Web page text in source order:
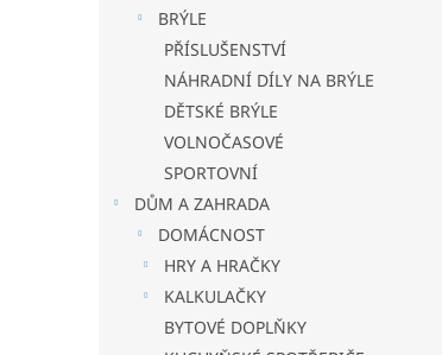
BRÝLE
PŘÍSLUŠENSTVÍ
NÁHRADNÍ DÍLY NA BRÝLE
DĚTSKÉ BRÝLE
VOLNOČASOVÉ
SPORTOVNÍ
DŮM A ZAHRADA
DOMÁCNOST
HRY A HRAČKY
KALKULAČKY
BYTOVÉ DOPLŇKY